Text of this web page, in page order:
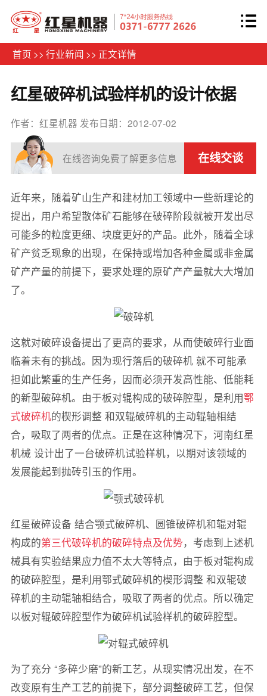
首页 >> 行业新闻 >> 正文详情
红星破碎机试验样机的设计依据
作者：红星机器 发布日期：2012-07-02
在线咨询免费了解更多信息 在线交谈
近年来，随着矿山生产和建材加工领域中一些新理论的
提出，用户希望散体矿石能够在破碎阶段就被开发出尽
可能多的粒度更细、块度更好的产品。此外，随着全球
矿产贫乏现象的出现，在保持或增加各种金属或非金属
矿产产量的前提下，要求处理的原矿产产量就大大增加
了。
这就对破碎设备提出了更高的要求，从而使破碎行业面
临着未有的挑战。因为现行落后的破碎机 就不可能承
担如此繁重的生产任务，因而必须开发高性能、低能耗
的新型破碎机。由于板对辊构成的破碎腔型，是利用鄂
式破碎机的楔形调整 和双辊破碎机的主动辊轴相结
合，吸取了两者的优点。正是在这种情况下，河南红星
机械 设计出了一台破碎机试验样机，以期对该领域的
发展能起到抛砖引玉的作用。
红星破碎设备 结合颚式破碎机、圆锥破碎机和辊对辊
构成的第三代破碎机的破碎特点及优势，考虑到上述机
械具有实验结果应力值不太大等特点，由于板对辊构成
的破碎腔型，是利用鄂式破碎机的楔形调整 和双辊破
碎机的主动辊轴相结合，吸取了两者的优点。所以确定
以板对辊破碎腔型作为破碎机试验样机的破碎腔型。
为了充分 “多碎少磨”的新工艺，从现实情况出发，在不
改变原有生产工艺的前提下，部分调整破碎工艺，但保